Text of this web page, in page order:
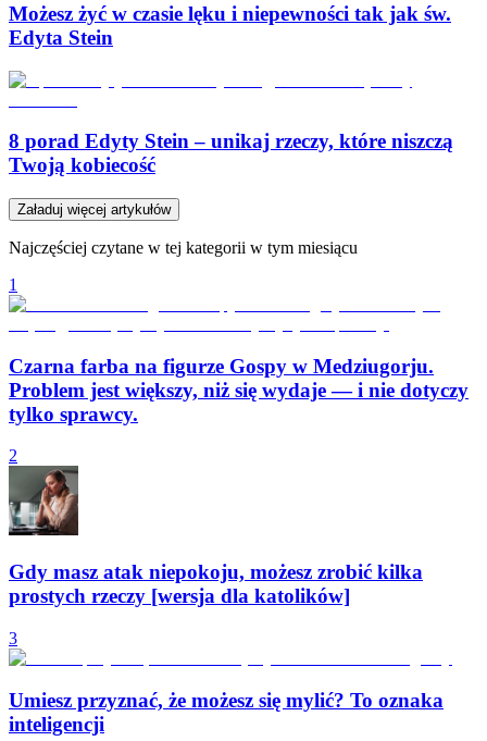
Możesz żyć w czasie lęku i niepewności tak jak św.
Edyta Stein
8 porad Edyty Stein – unikaj rzeczy, które niszczą
Twoją kobiecość
Załaduj więcej artykułów
Najczęściej czytane w tej kategorii w tym miesiącu
1
Czarna farba na figurze Gospy w Medziugorju.
Problem jest większy, niż się wydaje — i nie dotyczy
tylko sprawcy.
2
Gdy masz atak niepokoju, możesz zrobić kilka
prostych rzeczy [wersja dla katolików]
3
Umiesz przyznać, że możesz się mylić? To oznaka
inteligencji